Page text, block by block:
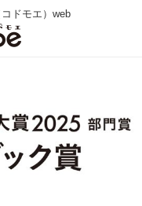
ドモエ）web